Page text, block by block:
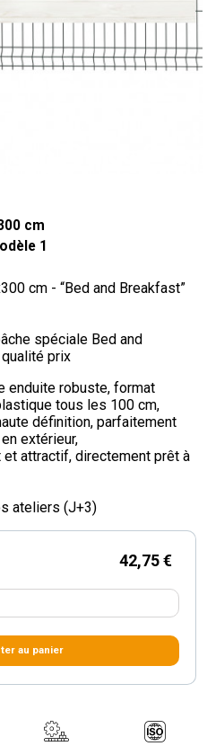
cm
1
cm - “Bed and Breakfast”
spéciale Bed and
prix
enduite robuste, format
tous les 100 cm,
définition, parfaitement
extérieur,
et attractif, directement prêt à
ateliers (J+3)
42,75 €
au panier